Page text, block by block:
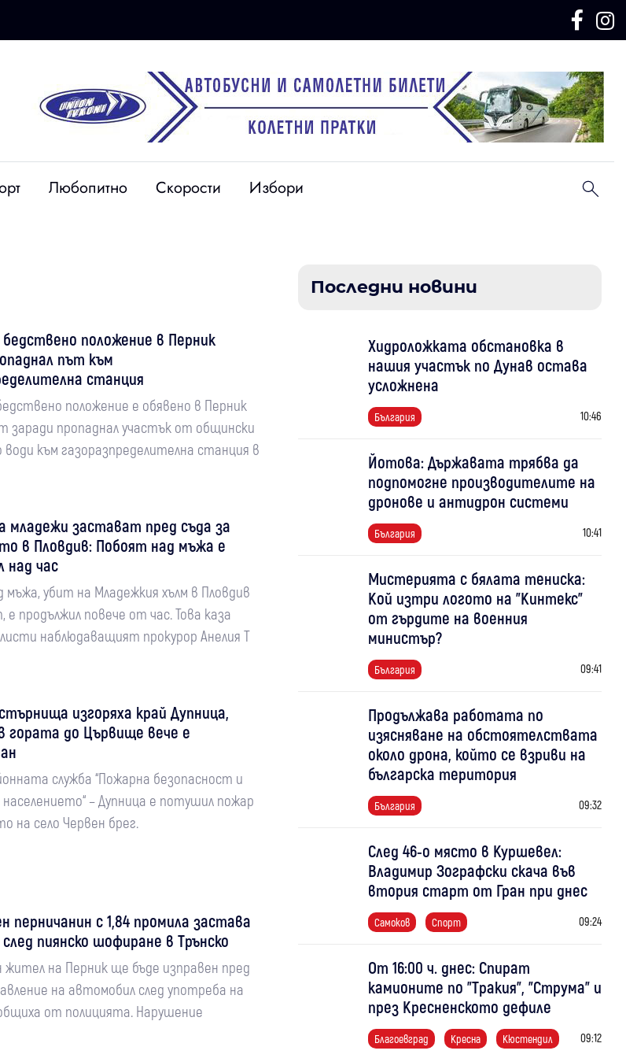
Любопитно Скорости Избори
положение в Перник
път към
станция
положение е обявено в Перник
заради пропаднал участък от общински
към газоразпределителна станция в
застават пред съда за
в Пловдив: Побоят над мъжа е
над час
мъжа, убит на Младежкия хълм в Пловдив
е продължил повече от час. Това каза
наблюдаващият прокурор Анелия Т
изгоряха край Дупница,
гората до Цървище вече е
служба “Пожарна безопасност и
– Дупница е потушил пожар
на село Червен брег.
перничанин с 1,84 промила застава
пиянско шофиране в Трънско
жител на Перник ще бъде изправен пред
на автомобил след употреба на
от полицията. Нарушение
Последни новини
Хидроложката обстановка в
нашия участък по Дунав остава
усложнена
България 10:46
Йотова: Държавата трябва да
подпомогне производителите на
дронове и антидрон системи
България 10:41
Мистерията с бялата тениска:
Кой изтри логото на "Кинтекс"
от гърдите на военния
министър?
България 09:41
Продължава работата по
изясняване на обстоятелствата
около дрона, който се взриви на
българска територия
България 09:32
След 46-о място в Куршевел:
Владимир Зографски скача във
втория старт от Гран при днес
Самоков Спорт 09:24
От 16:00 ч. днес: Спират
камионите по "Тракия", "Струма" и
през Кресненското дефиле
Благоевград Кресна Кюстендил 09:12